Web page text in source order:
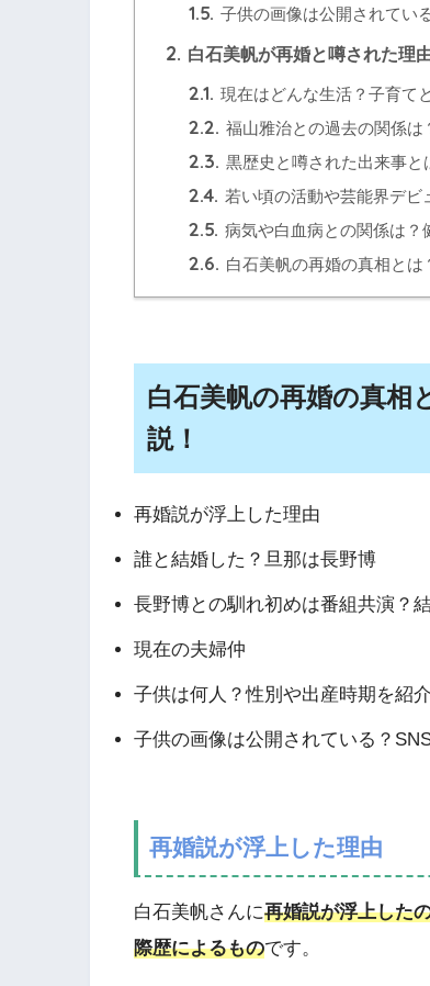
1.5. 子供の画像は公開されてい
2. 白石美帆が再婚と噂された理
2.1. 現在はどんな生活？子育て
2.2. 福山雅治との過去の関係は
2.3. 黒歴史と噂された出来事と
2.4. 若い頃の活動や芸能界デビ
2.5. 病気や白血病との関係は？
2.6. 白石美帆の再婚の真相とは
白石美帆の再婚の真相
説！
再婚説が浮上した理由
誰と結婚した？旦那は長野博
長野博との馴れ初めは番組共演？
現在の夫婦仲
子供は何人？性別や出産時期を紹介
子供の画像は公開されている？
再婚説が浮上した理由
白石美帆さんに再婚説が浮上した
際歴によるものです。